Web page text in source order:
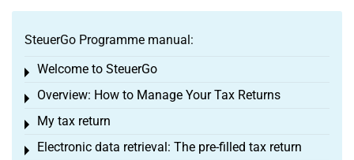
SteuerGo Programme manual:
Welcome to SteuerGo
Toggle menu
Overview: How to Manage Your Tax Returns
Toggle menu
My tax return
Toggle menu
Electronic data retrieval: The pre-filled tax return
Toggle menu